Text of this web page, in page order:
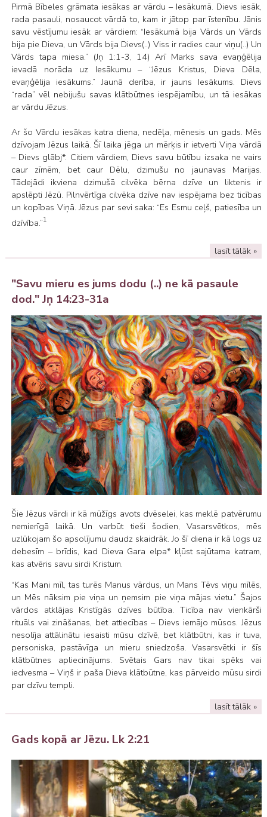
Pirmā Bībeles grāmata iesākas ar vārdu – Iesākumā. Dievs iesāk,
rada pasauli, nosaucot vārdā to, kam ir jātop par īstenību. Jānis
savu vēstījumu iesāk ar vārdiem: “Iesākumā bija Vārds un Vārds
bija pie Dieva, un Vārds bija Dievs(..) Viss ir radies caur viņu(..) Un
Vārds tapa miesa.” (Jņ 1:1-3, 14) Arī Marks sava evaņģēlija
ievadā norāda uz Iesākumu – “Jēzus Kristus, Dieva Dēla,
evaņģēlija iesākums.” Jaunā derība, ir jauns Iesākums. Dievs
“rada” vēl nebijušu savas klātbūtnes iespējamību, un tā iesākas
ar vārduJēzus.
Ar šo Vārdu iesākas katra diena, nedēļa, mēnesis un gads. Mēs
dzīvojam Jēzus laikā. Šī laika jēga un mērķis ir ietverti Viņa vārdā
– Dievs glābj*. Citiem vārdiem, Dievs savu būtību izsaka ne vairs
caur zīmēm, bet caur Dēlu, dzimušu no jaunavas Marijas.
Tādejādi ikviena dzimušā cilvēka bērna dzīve un liktenis ir
apslēpti Jēzū. Pilnvērtīga cilvēka dzīve nav iespējama bez ticības
un kopības Viņā. Jēzus par sevi saka: “Es Esmu ceļš, patiesība un
dzīvība.”1
lasīt tālāk »
"Savu mieru es jums dodu (..) ne kā pasaule
dod." Jņ 14:23-31a
Šie Jēzus vārdi ir kā mūžīgs avots dvēselei, kas meklē patvērumu
nemierīgā laikā. Un varbūt tieši šodien, Vasarsvētkos, mēs
uzlūkojam šo apsolījumu daudz skaidrāk. Jo šī diena ir kā logs uz
debesīm – brīdis, kad Dieva Gara elpa* kļūst sajūtama katram,
kas atvēris savu sirdi Kristum.
“Kas Mani mīl, tas turēs Manus vārdus, un Mans Tēvs viņu mīlēs,
un Mēs nāksim pie viņa un ņemsim pie viņa mājas vietu.” Šajos
vārdos atklājas Kristīgās dzīves būtība. Ticība nav vienkārši
rituāls vai zināšanas, bet attiecības – Dievs iemājo mūsos. Jēzus
nesolīja attālinātu iesaisti mūsu dzīvē, bet klātbūtni, kas ir tuva,
personiska, pastāvīga un mieru sniedzoša. Vasarsvētki ir šīs
klātbūtnes apliecinājums. Svētais Gars nav tikai spēks vai
iedvesma – Viņš ir paša Dieva klātbūtne, kas pārveido mūsu sirdi
par dzīvu templi.
lasīt tālāk »
Gads kopā ar Jēzu. Lk 2:21